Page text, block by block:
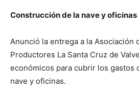
Construcción de la nave y oficinas
Anunció la entrega a la Asociación
Productores La Santa Cruz de
económicos para cubrir los gastos
nave y oficinas.